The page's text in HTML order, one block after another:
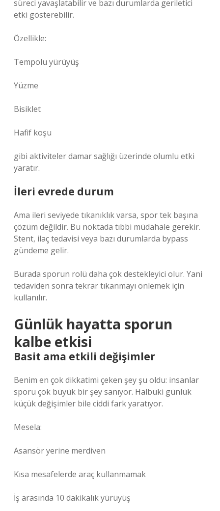
süreci yavaşlatabilir ve bazı durumlarda geriletici
etki gösterebilir.
Özellikle:
Tempolu yürüyüş
Yüzme
Bisiklet
Hafif koşu
gibi aktiviteler damar sağlığı üzerinde olumlu etki
yaratır.
İleri evrede durum
Ama ileri seviyede tıkanıklık varsa, spor tek başına
çözüm değildir. Bu noktada tıbbi müdahale gerekir.
Stent, ilaç tedavisi veya bazı durumlarda bypass
gündeme gelir.
Burada sporun rolü daha çok destekleyici olur. Yani
tedaviden sonra tekrar tıkanmayı önlemek için
kullanılır.
Günlük hayatta sporun
kalbe etkisi
Basit ama etkili değişimler
Benim en çok dikkatimi çeken şey şu oldu: insanlar
sporu çok büyük bir şey sanıyor. Halbuki günlük
küçük değişimler bile ciddi fark yaratıyor.
Mesela:
Asansör yerine merdiven
Kısa mesafelerde araç kullanmamak
İş arasında 10 dakikalık yürüyüş